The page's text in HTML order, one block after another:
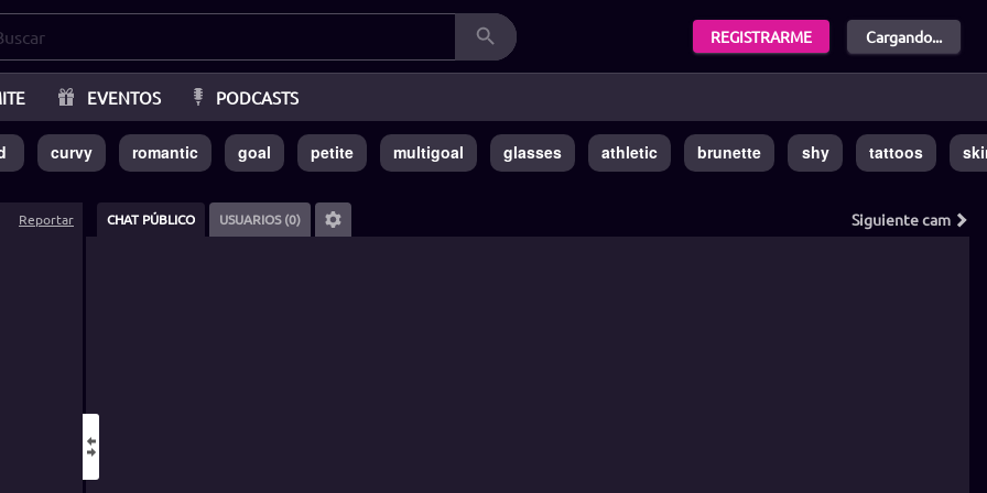
REGISTRARME Cargando...
EVENTOS PODCASTS
curvy romantic goal petite multigoal glasses athletic brunette shy tattoos
Reportar CHAT PÚBLICO USUARIOS (0) Siguientecam